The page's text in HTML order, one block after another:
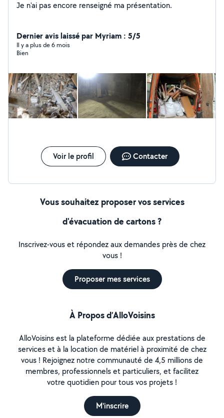
Je n'ai pas encore renseigné ma présentation.
Dernier avis laissé par Myriam : 5/5
Il y a plus de 6 mois
Bien
Voir le profil Contacter
Vous souhaitez proposer vos services
d'évacuation de cartons ?
Inscrivez-vous et répondez aux demandes près de chez
vous !
Proposer mes services
À Propos d’AlloVoisins
AlloVoisins est la plateforme dédiée aux prestations de
services et à la location de matériel à proximité de chez
vous ! Rejoignez notre communauté de 4,5 millions de
membres, professionnels et particuliers, et facilitez
votre quotidien pour tous vos projets !
M'inscrire